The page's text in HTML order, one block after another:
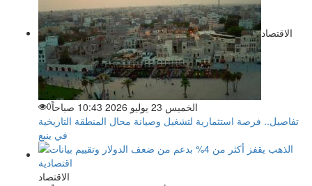
الاقتصاد
الخميس 23 يوليو 2026 10:43 صباحاً 0
تفاصيل.. فرصة استثمارية لتشغيل وصيانة محال المنطقة التاريخية
في ينبع
الاقتصاد